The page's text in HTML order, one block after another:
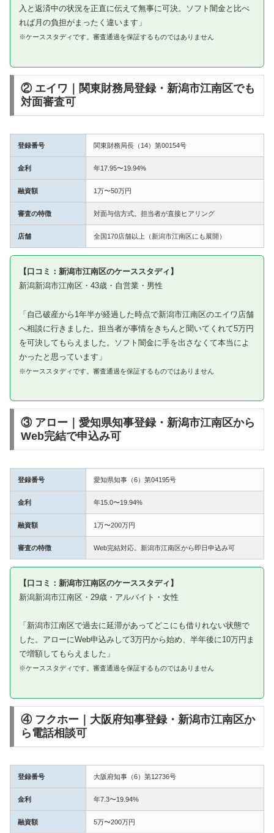
入と返済中の状況を正直に伝えて無事に可決。ソフト闇金と比べ
れば月の負担がまったく違います」
※ケーススタディです。審査通過を保証するものではありません
② エイワ｜関東財務局登録・新潟市江南区でも
対面審査可
登録番号 関東財務局長（14）第00154号
金利 年17.95〜19.94%
融資額 1万〜50万円
審査の特徴 対面与信方式。担当者が直接ヒアリング
店舗 全国170店舗以上（新潟市江南区にも展開）
【口コミ：新潟市江南区のケーススタディ】
新潟新潟市江南区・43歳・自営業・男性
「自己破産から1年半が経過した時点で新潟市江南区のエイワ店舗
へ相談に行きました。担当者が事情をきちんと聞いてくれて5万円
を可決してもらえました。ソフト闇金に手を出さなくて本当によ
かったと思っています」
※ケーススタディです。審査通過を保証するものではありません
③ アロー｜愛知県知事登録・新潟市江南区から
Web完結で申込み可
登録番号 愛知県知事（6）第04195号
金利 年15.0〜19.94%
融資額 1万〜200万円
審査の特徴 Web完結対応。新潟市江南区から即日申込み可
【口コミ：新潟市江南区のケーススタディ】
新潟新潟市江南区・29歳・アルバイト・女性
「新潟市江南区で過去に延滞があってどこにも借りれない状態で
した。アローにWeb申込みして3万円から始め、半年後に10万円ま
で増額してもらえました」
※ケーススタディです。審査通過を保証するものではありません
④ フクホー｜大阪府知事登録・新潟市江南区か
ら電話相談可
登録番号 大阪府知事（6）第12736号
金利 年7.3〜19.94%
融資額 5万〜200万円